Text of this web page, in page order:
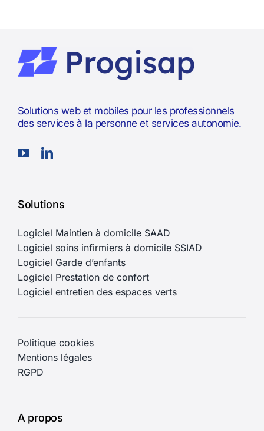
Solutions web et mobiles pour les professionnels
des services à la personne et services autonomie.
Solutions
Logiciel Maintien à domicile SAAD
Logiciel soins infirmiers à domicile SSIAD
Logiciel Garde d’enfants
Logiciel Prestation de confort
Logiciel entretien des espaces verts
Politique cookies
Mentions légales
RGPD
A propos